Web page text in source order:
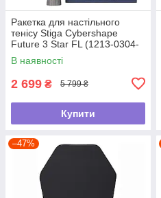
Ракетка для настільного
тенісу Stiga Cybershape
Future 3 Star FL (1213-0304-
35) tdi
В наявності
2 699 ₴ 5 799 ₴
Купити
–47%